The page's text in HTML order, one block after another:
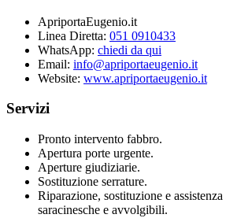
ApriportaEugenio.it
Linea Diretta: 051 0910433
WhatsApp: chiedi da qui
Email: info@apriportaeugenio.it
Website: www.apriportaeugenio.it
Servizi
Pronto intervento fabbro.
Apertura porte urgente.
Aperture giudiziarie.
Sostituzione serrature.
Riparazione, sostituzione e assistenza
saracinesche e avvolgibili.